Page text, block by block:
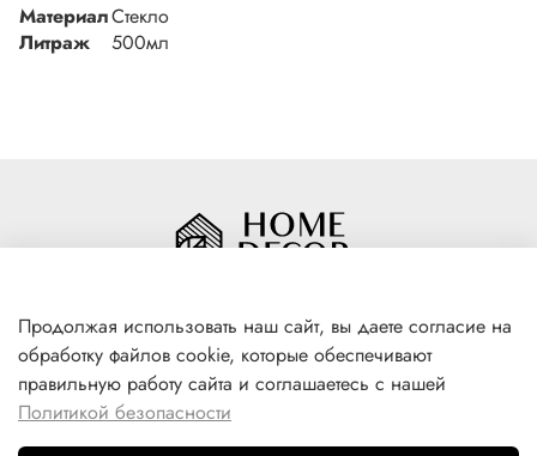
МатериалСтекло
Литраж
500мл
+7(996) 316 00 81
г. Якутск, ул. Лермонтова 102
Продолжая использовать наш сайт, вы даете согласие на
обработку файлов cookie, которые обеспечивают
правильную работу сайта и соглашаетесь с нашей
Политикой безопасности